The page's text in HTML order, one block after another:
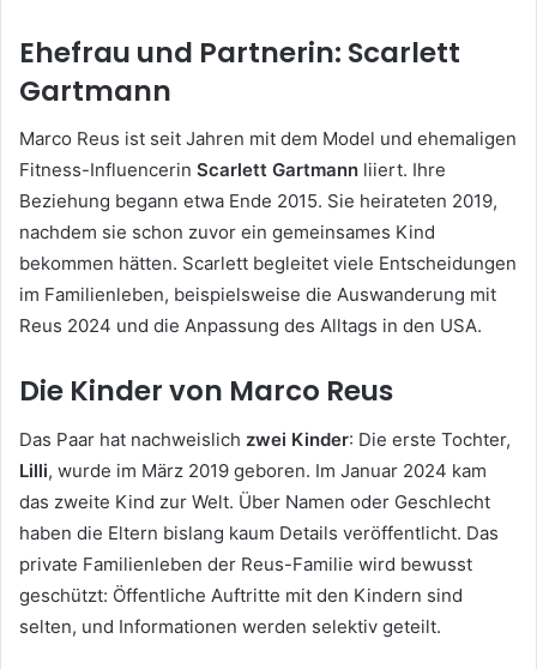
Ehefrau und Partnerin: Scarlett
Gartmann
Marco Reus ist seit Jahren mit dem Model und ehemaligen
Fitness-Influencerin Scarlett Gartmann liiert. Ihre
Beziehung begann etwa Ende 2015. Sie heirateten 2019,
nachdem sie schon zuvor ein gemeinsames Kind
bekommen hätten. Scarlett begleitet viele Entscheidungen
im Familienleben, beispielsweise die Auswanderung mit
Reus 2024 und die Anpassung des Alltags in den USA.
Die Kinder von Marco Reus
Das Paar hat nachweislich zwei Kinder: Die erste Tochter,
Lilli, wurde im März 2019 geboren. Im Januar 2024 kam
das zweite Kind zur Welt. Über Namen oder Geschlecht
haben die Eltern bislang kaum Details veröffentlicht. Das
private Familienleben der Reus-Familie wird bewusst
geschützt: Öffentliche Auftritte mit den Kindern sind
selten, und Informationen werden selektiv geteilt.